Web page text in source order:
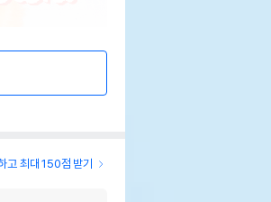
고 최대 150점 받기